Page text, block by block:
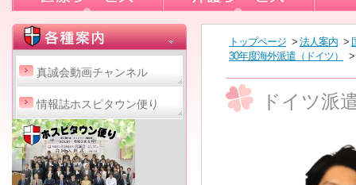
真誠会動画チャンネル
情報誌ホスピタウン便り
トップページ > 法人案内 >
30年度海外派遣（ドイツ）
ドイツ派